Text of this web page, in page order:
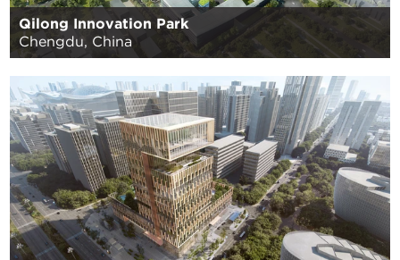
Qilong Innovation Park
Chengdu, China